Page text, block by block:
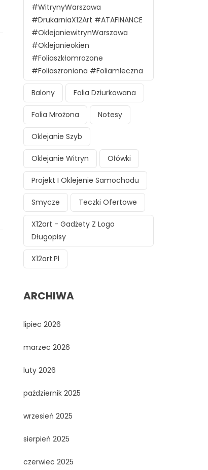
#witrynyWarszawa
#DrukarniaX12Art #ATAFINANCE
#oklejaniewitrynWarszawa
#oklejanieokien
#foliaszkłomrozone
#foliaszroniona #foliamleczna
Balony Folia Dziurkowana
Folia Mrożona Notesy
Oklejanie Szyb
Oklejanie Witryn Ołówki
Projekt I Oklejenie Samochodu
Smycze Teczki Ofertowe
X12art - Gadżety Z Logo
Długopisy
X12art.pl
ARCHIWA
lipiec 2026
marzec 2026
luty 2026
październik 2025
wrzesień 2025
sierpień 2025
czerwiec 2025